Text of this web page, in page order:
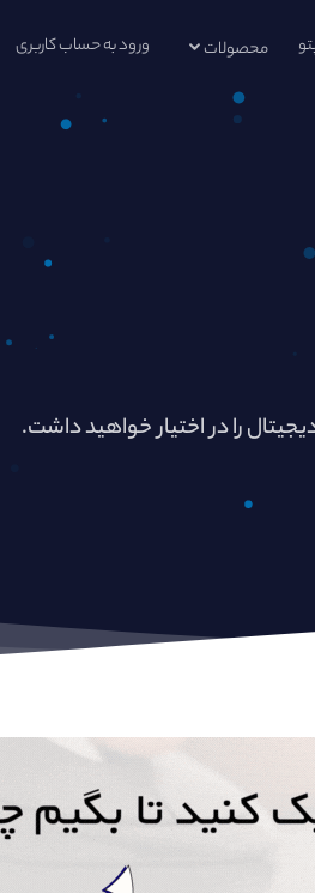
محصولات ورود به حساب کاربری
را در اختیار خواهید داشت.